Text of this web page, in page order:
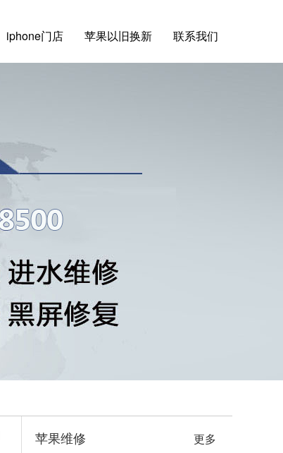
iphone门店 苹果以旧换新 联系我们
苹果维修 更多